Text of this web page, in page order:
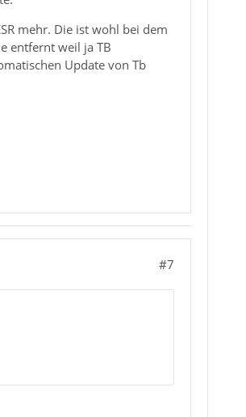
mehr. Die ist wohl bei dem
entfernt weil ja TB
Update von Tb
#7